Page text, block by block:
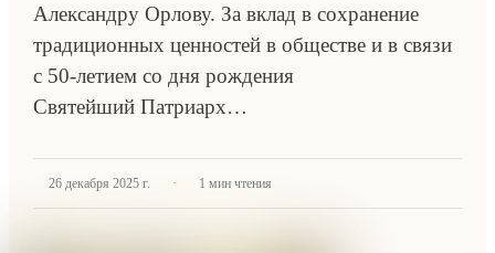
Александру Орлову. За вклад в сохранение
традиционных ценностей в обществе и в связи
с 50-летием со дня рождения
Святейший Патриарх…
26 декабря 2025 г. · 1 мин чтения